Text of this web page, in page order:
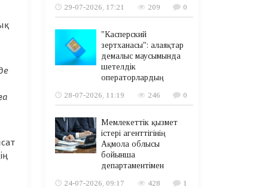
29-07-2026, 17:21
209 0
"Касперский
зертханасы": алаяқтар
демалыс маусымында
шетелдік
операторлардың
28-07-2026, 11:19
246 0
Мемлекеттік қызмет
істері агенттігінің
Ақмола облысы
бойынша
департаментімен
24-07-2026, 09:17
428 1